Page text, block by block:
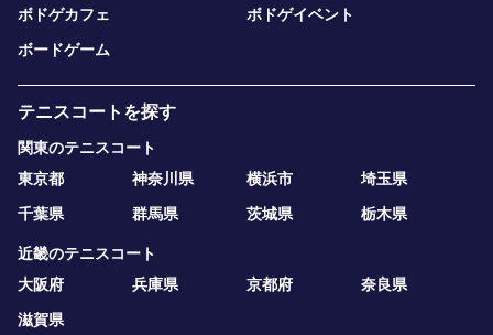
ボドゲカフェ
ボドゲイベント
ボードゲーム
テニスコートを探す
関東のテニスコート
東京都
神奈川県 横浜市
埼玉県
千葉県
群馬県 茨城県 栃木県
近畿のテニスコート
大阪府
兵庫県 京都府
奈良県
滋賀県